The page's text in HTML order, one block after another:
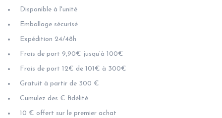
Disponible à l'unité
Emballage sécurisé
Expédition 24/48h
Frais de port 9,90€ jusqu’à 100€
Frais de port 12€ de 101€ à 300€
Gratuit à partir de 300 €
Cumulez des € fidélité
10 € offert sur le premier achat